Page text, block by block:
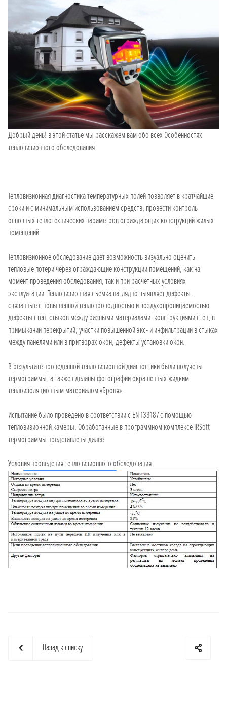
Добрый день! в этой статье мы расскажем вам обо всех Особенностях
тепловизионного обследования
Тепловизионная диагностика температурных полей позволяет в кратчайшие
сроки и с минимальным использованием средств, провести контроль
основных теплотехнических параметров ограждающих конструкций жилых
помещений.
Тепловизионное обследование дает возможность визуально оценить
тепловые потери через ограждающие конструкции помещений, как на
момент проведения обследования, так и при расчетных условиях
эксплуатации. Тепловизионная съемка наглядно выявляет дефекты,
связанные с повышенной теплопроводностью и воздухопроницаемостью:
дефекты стен, стыков между разными материалами, конструкциями стен, в
примыкании перекрытий, участки повышенной экс- и инфильтрации в стыках
между панелями или в притворах окон, дефекты установки окон.
В результате проведенной тепловизионной диагностики были получены
термограммы, а также сделаны фотографии окрашенных жидким
теплоизоляционным материалом «Броня».
Испытание было проведено в соответствии с EN 133187 с помощью
тепловизионной камеры. Обработанные в программном комплексе IRSoft
термограммы представлены далее.
Условия проведения тепловизионного обследования.
Назад к списку